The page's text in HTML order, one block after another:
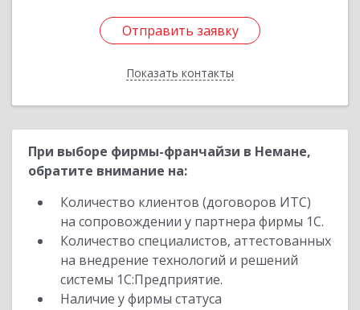
Отправить заявку
Показать контакты
Отправить заявку
Назад
При выборе фирмы-франчайзи в Немане,
обратите внимание на:
Количество клиентов (договоров ИТС)
на сопровождении у партнера фирмы 1С.
Количество специалистов, аттестованных
на внедрение технологий и решений
системы 1С:Предприятие.
Наличие у фирмы статуса